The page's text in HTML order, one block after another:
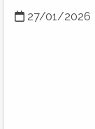
27/01/2026